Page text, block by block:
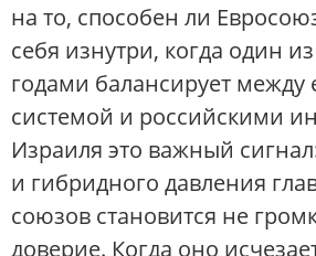
на то, способен ли
себя изнутри, когда один
годами балансирует между
системой и российскими
Израиля это важный
и гибридного давления
союзов становится не
доверие. Когда оно